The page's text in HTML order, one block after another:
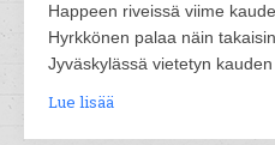
Happeen riveissä viime
Hyrkkönen palaa näin
Jyväskylässä vietetyn kauden
Lue lisää